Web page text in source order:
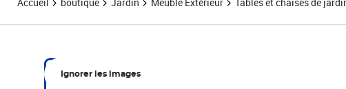
Ignorer les images